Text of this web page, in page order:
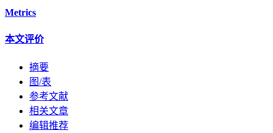
Metrics
本文评价
摘要
图/表
参考文献
相关文章
编辑推荐